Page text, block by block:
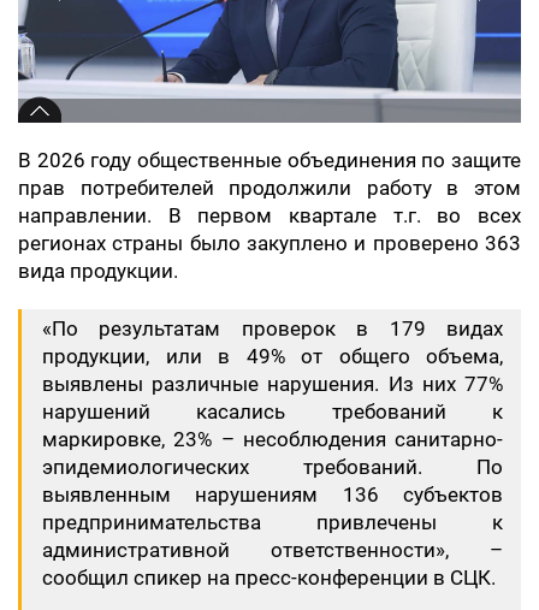
В 2026 году общественные объединения по защите
прав потребителей продолжили работу в этом
направлении. В первом квартале т.г. во всех
регионах страны было закуплено и проверено 363
вида продукции.
«По результатам проверок в 179 видах
продукции, или в 49% от общего объема,
выявлены различные нарушения. Из них 77%
нарушений касались требований к
маркировке, 23% – несоблюдения санитарно-
эпидемиологических требований. По
выявленным нарушениям 136 субъектов
предпринимательства привлечены к
административной ответственности», –
сообщил спикер на пресс-конференции в СЦК.